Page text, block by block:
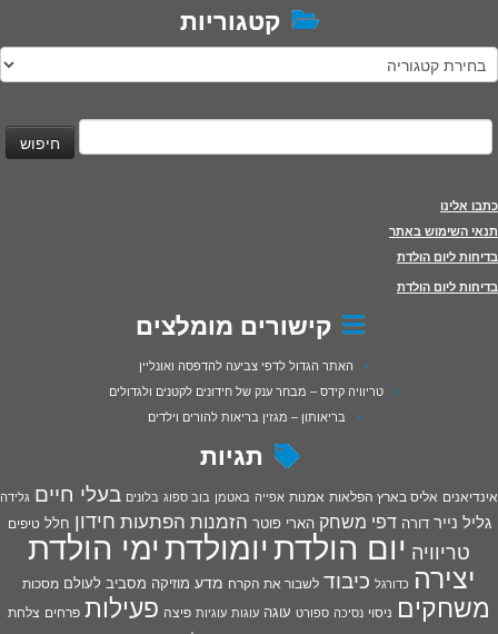
קטגוריות
קטגוריות
חיפוש:
כתבו אלינו
תנאי השימוש באתר
בדיחות ליום הולדת
בדיחות ליום הולדת
קישורים מומלצים
האתר הגדול לדפי צביעה להדפסה ואונליין
טריוויה קידס – מבחר ענק של חידונים לקטנים ולגדולים
בריאותון – מגזין בריאות להורים וילדים
תגיות
אינדיאנים אליס בארץ הפלאות אמנות אפייה באטמן בוב ספוג בלונים בעלי חיים גלידה
גליל נייר דורה דפי משחק הארי פוטר הזמנות הפתעות חידון חלל טיפים
טריוויה יום הולדתיומולדתימי הולדת
יצירה כדורגל כיבוד לשבור את הקרח מדע מוזיקה מסביב לעולם מסכות
משחקים ניסוי נסיכה ספורט עוגה עוגות עוגיות פיצה פעילות פרחים צלחת